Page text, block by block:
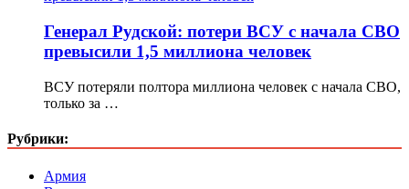
Генерал Рудской: потери ВСУ с начала СВО
превысили 1,5 миллиона человек
ВСУ потеряли полтора миллиона человек с начала СВО,
только за …
Рубрики:
Армия